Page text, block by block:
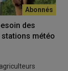
des
stations météo